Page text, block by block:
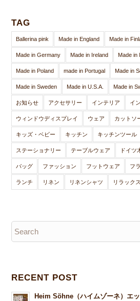
TAG
Ballerina pink Made in England Made in
Made in Germany Made in Ireland Made in
Made in Poland made in Portugal Made in
Made in Sweden Made in U.S.A. Made in
お知らせ アクセサリー インテリア イ
ウィンドウディスプレイ ウェア カットソ
キッズ・ベビー キッチン キッチンツール
ステーショナリー テーブルウェア ドイツ
バッグ ファッション フットウェア フ
ランチ リネン リネンシャツ リラックス
RECENT POST
Heim Söhne（ハイムゾーネ）エ